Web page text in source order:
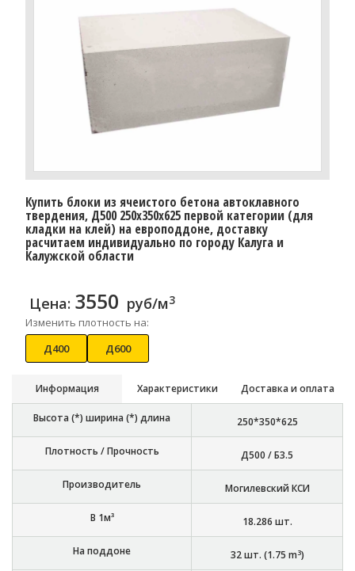
Купить блоки из ячеистого бетона автоклавного
твердения, Д500 250x350x625 первой категории (для
кладки на клей) на европоддоне, доставку
расчитаем индивидуально по городу Калуга и
Калужской области
Цена: 3550 руб/м3
Изменить плотность на:
Д400
Д600
Информация Характеристики Доставка и оплата
Высота (*) ширина (*) длина 250*350*625
Плотность / Прочность Д500 / Б3.5
Производитель Могилевский КСИ
В 1м³ 18.286 шт.
На поддоне 32шт. (1.75 m3)